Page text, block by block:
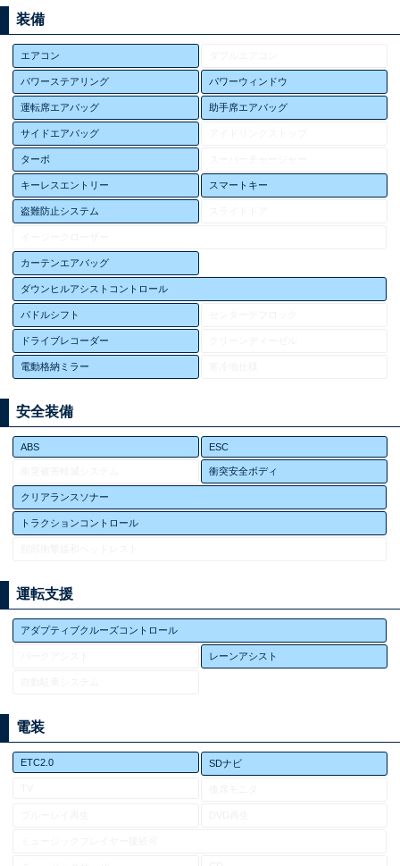
装備
エアコン
パワーステアリング パワーウィンドウ
運転席エアバッグ 助手席エアバッグ
サイドエアバッグ
ターボ
キーレスエントリー スマートキー
盗難防止システム
カーテンエアバッグ
ダウンヒルアシストコントロール
パドルシフト
ドライブレコーダー
電動格納ミラー
安全装備
ABS ESC
衝突安全ボディ
クリアランスソナー
トラクションコントロール
運転支援
アダプティブクルーズコントロール
レーンアシスト
電装
ETC2.0 SDナビ